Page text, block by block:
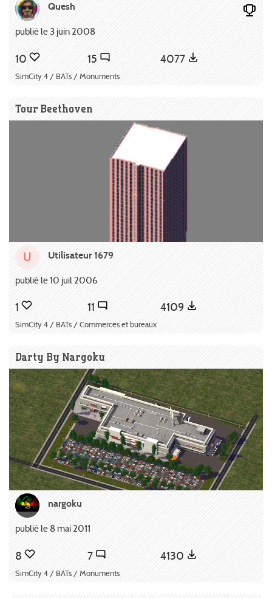
Quesh
publié le 3 juin 2008
10 15 4077
SimCity 4 / BATs / Monuments
Tour Beethoven
U Utilisateur 1679
publié le 10 juil 2006
1 11 4109
SimCity 4 / BATs / Commerces et bureaux
Darty By Nargoku
nargoku
publié le 8 mai 2011
8 7 4130
SimCity 4 / BATs / Monuments